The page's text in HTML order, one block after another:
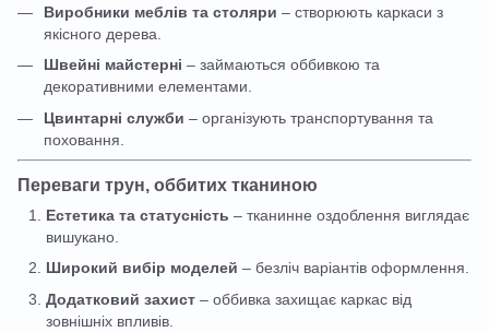
Виробники меблів та столяри – створюють каркаси з
якісного дерева.
Швейні майстерні – займаються оббивкою та
декоративними елементами.
Цвинтарні служби – організують транспортування та
поховання.
Переваги трун, оббитих тканиною
Естетика та статусність – тканинне оздоблення виглядає
вишукано.
Широкий вибір моделей – безліч варіантів оформлення.
Додатковий захист – оббивка захищає каркас від
зовнішніх впливів.